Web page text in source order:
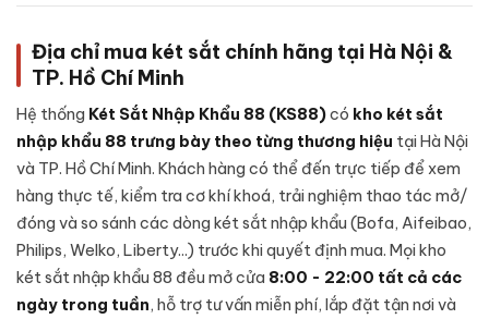
Để đảm bảo độ an toàn và tuổi thọ lâu dài,Két sắt việt tiệp
BO63BF Pro màu trắng
lớp, từng chi tiết được gia công cẩn thận:
Lớp ngoài: Thép tấm cường độ cao, sơn tĩnh điện cao cấp
chống trầy xước và bong sơn theo thời gian sử dụng.
Lớp lõi chống cháy:Hỗn hợpbê-tông chống cháykết
hợp vật liệu cách nhiệt chịu nhiệt độ cao - giữ tài sản, giấy
tờ an toàn trong sự cố hoả hoạn.
Lớp trong:Thép tấm gia cường, vách nhung chống trầy
cho tài sản đặt bên trong, có ngăn phụ tiện lợi.
Địa chỉ mua két sắt chính hãng tại Hà Nội &
TP. Hồ Chí Minh
Hệ thống Két Sắt Nhập Khẩu 88 (KS88)có kho két sắt
nhập khẩu 88 trưng bày theo từng thương hiệu tại Hà Nội
và TP. Hồ Chí Minh. Khách hàng có thể đến trực tiếp để xem
hàng thực tế, kiểm tra cơ khí khoá, trải nghiệm thao tác mở/
đóng và so sánh các dòng két sắt nhập khẩu (Bofa, Aifeibao,
Philips, Welko, Liberty...) trước khi quyết định mua. Mọi kho
két sắt nhập khẩu 88 đều mở cửa 8:00 - 22:00 tất cả các
ngày trong tuần, hỗ trợ tư vấn miễn phí, lắp đặt tận nơi và